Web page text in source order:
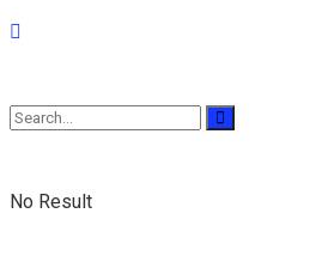
No Result